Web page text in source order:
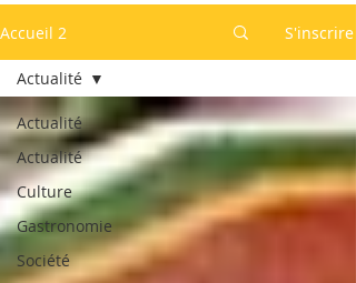
Accueil 2 S'inscrire
Actualité
Actualité
Culture
Gastronomie
Société
Actualité